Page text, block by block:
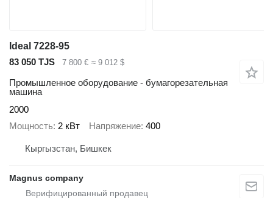
Ideal 7228-95
83 050 TJS
7 800 € ≈ 9 012 $
Промышленное оборудование - бумагорезательная
машина
2000
Мощность 2 кВт Напряжение 400
Кыргызстан, Бишкек
Magnus company